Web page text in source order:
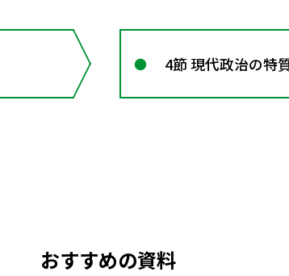
4節 現代政治の特
おすすめの資料